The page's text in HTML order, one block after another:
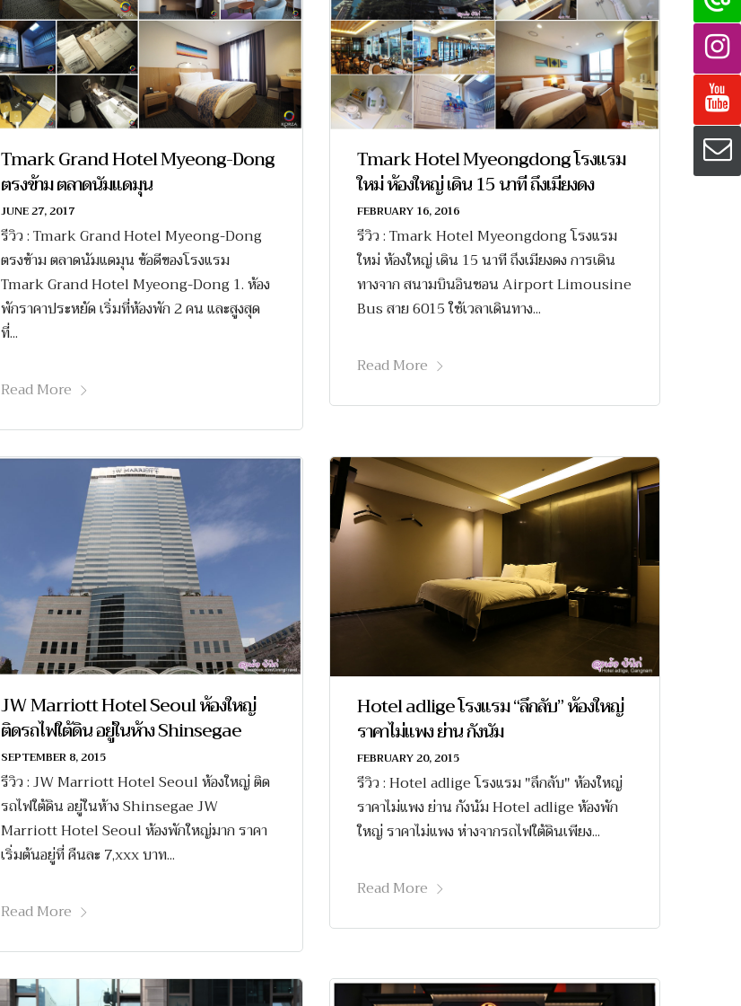
Tmark Grand Hotel Myeong-Dong
ตรงข้าม ตลาดนัมแดมุน
JUNE 27, 2017
รีวิว : Tmark Grand Hotel Myeong-Dong
ตรงข้าม ตลาดนัมแดมุน ข้อดีของโรงแรม
Tmark Grand Hotel Myeong-Dong 1. ห้อง
พักราคาประหยัด เริ่มที่ห้องพัก 2 คน และสูงสุด
ที่...
Read More
Tmark Hotel Myeongdong โรงแรม
ใหม่ ห้องใหญ่ เดิน 15 นาที ถึงเมียงดง
FEBRUARY 16, 2016
รีวิว : Tmark Hotel Myeongdong โรงแรม
ใหม่ ห้องใหญ่ เดิน 15 นาที ถึงเมียงดง การเดิน
ทางจาก สนามบินอินชอน Airport Limousine
Bus สาย 6015 ใช้เวลาเดินทาง...
Read More
JW Marriott Hotel Seoul ห้องใหญ่
ติดรถไฟใต้ดิน อยู่ในห้าง Shinsegae
SEPTEMBER 8, 2015
รีวิว : JW Marriott Hotel Seoul ห้องใหญ่ ติด
รถไฟใต้ดิน อยู่ในห้าง Shinsegae JW
Marriott Hotel Seoul ห้องพักใหญ่มาก ราคา
เริ่มต้นอยู่ที่ คืนละ 7,xxx บาท...
Read More
Hotel adlige โรงแรม “ลึกลับ” ห้องใหญ่
ราคาไม่แพง ย่าน กังนัม
FEBRUARY 20, 2015
รีวิว : Hotel adlige โรงแรม "ลึกลับ" ห้องใหญ่
ราคาไม่แพง ย่าน กังนัม Hotel adlige ห้องพัก
ใหญ่ ราคาไม่แพง ห่างจากรถไฟใต้ดินเพียง...
Read More